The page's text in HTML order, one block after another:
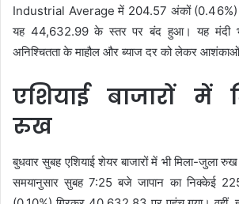
Industrial Average में 204.57 अंकों (0.46%)
यह 44,632.99 के स्तर पर बंद हुआ। यह मंदी
अनिश्चितता के माहौल और ब्याज दर को लेकर आशंकाओं
एशियाई बाजारों में
रुख
बुधवार सुबह एशियाई शेयर बाजारों में भी मिला-जुला
समयानुसार सुबह 7:25 बजे जापान का निक्केई